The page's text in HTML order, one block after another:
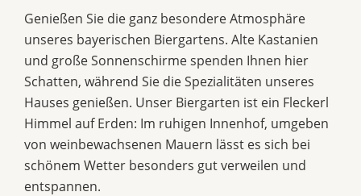
Genießen Sie die ganz besondere Atmosphäre
unseres bayerischen Biergartens. Alte Kastanien
und große Sonnenschirme spenden Ihnen hier
Schatten, während Sie die Spezialitäten unseres
Hauses genießen. Unser Biergarten ist ein Fleckerl
Himmel auf Erden: Im ruhigen Innenhof, umgeben
von weinbewachsenen Mauern lässt es sich bei
schönem Wetter besonders gut verweilen und
entspannen.